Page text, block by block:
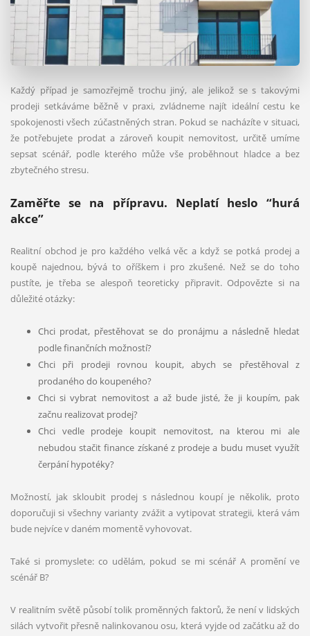
Každý případ je samozřejmě trochu jiný, ale jelikož se s takovými
prodeji setkáváme běžně v praxi, zvládneme najít ideální cestu ke
spokojenosti všech zúčastněných stran. Pokud se nacházíte v situaci,
že potřebujete prodat a zároveň koupit nemovitost, určitě umíme
sepsat scénář, podle kterého může vše proběhnout hladce a bez
zbytečného stresu.
Zaměřte se na přípravu. Neplatí heslo “hurá
akce”
Realitní obchod je pro každého velká věc a když se potká prodej a
koupě najednou, bývá to oříškem i pro zkušené. Než se do toho
pustíte, je třeba se alespoň teoreticky připravit. Odpovězte si na
důležité otázky:
Chci prodat, přestěhovat se do pronájmu a následně hledat
podle finančních možností?
Chci při prodeji rovnou koupit, abych se přestěhoval z
prodaného do koupeného?
Chci si vybrat nemovitost a až bude jisté, že ji koupím, pak
začnu realizovat prodej?
Chci vedle prodeje koupit nemovitost, na kterou mi ale
nebudou stačit finance získané z prodeje a budu muset využít
čerpání hypotéky?
Možností, jak skloubit prodej s následnou koupí je několik, proto
doporučuji si všechny varianty zvážit a vytipovat strategii, která vám
bude nejvíce v daném momentě vyhovovat.
Také si promyslete: co udělám, pokud se mi scénář A promění ve
scénář B?
V realitním světě působí tolik proměnných faktorů, že není v lidských
silách vytvořit přesně nalinkovanou osu, která vyjde od začátku až do